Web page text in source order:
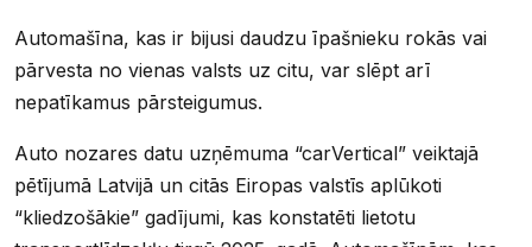
Automašīna, kas ir bijusi daudzu īpašnieku rokās vai
pārvesta no vienas valsts uz citu, var slēpt arī
nepatīkamus pārsteigumus.
Auto nozares datu uzņēmuma “carVertical” veiktajā
pētījumā Latvijā un citās Eiropas valstīs aplūkoti
“kliedzošākie” gadījumi, kas konstatēti lietotu